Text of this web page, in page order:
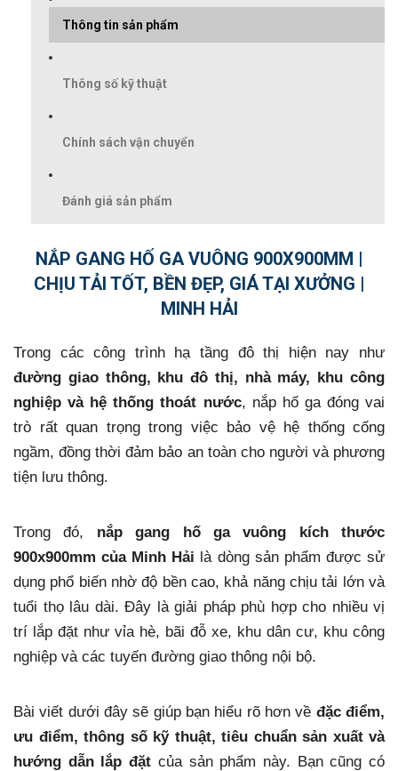
Thông tin sản phẩm
Thông số kỹ thuật
Chính sách vận chuyển
Đánh giá sản phẩm
NẮP GANG HỐ GA VUÔNG 900X900MM |
CHỊU TẢI TỐT, BỀN ĐẸP, GIÁ TẠI XƯỞNG |
MINH HẢI
Trong các công trình hạ tầng đô thị hiện nay như
đường giao thông, khu đô thị, nhà máy, khu công
nghiệp và hệ thống thoát nước, nắp hố ga đóng vai
trò rất quan trọng trong việc bảo vệ hệ thống cống
ngầm, đồng thời đảm bảo an toàn cho người và phương
tiện lưu thông.
Trong đó, nắp gang hố ga vuông kích thước
900x900mm của Minh Hải là dòng sản phẩm được sử
dụng phổ biến nhờ độ bền cao, khả năng chịu tải lớn và
tuổi thọ lâu dài. Đây là giải pháp phù hợp cho nhiều vị
trí lắp đặt như vỉa hè, bãi đỗ xe, khu dân cư, khu công
nghiệp và các tuyến đường giao thông nội bộ.
Bài viết dưới đây sẽ giúp bạn hiểu rõ hơn về đặc điểm,
ưu điểm, thông số kỹ thuật, tiêu chuẩn sản xuất và
hướng dẫn lắp đặt của sản phẩm này. Bạn cũng có